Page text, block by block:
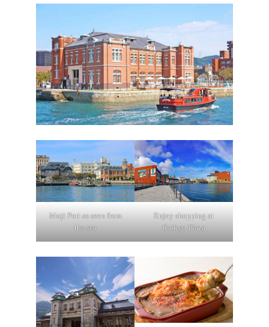
Moji Port as seen from
the sea
Enjoy shopping at
Kaikyo Plaza